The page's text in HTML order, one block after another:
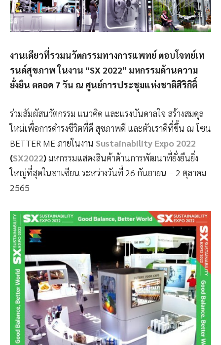
งานเดียวที่รวมนวัตกรรมทางการแพทย์ ตอบโจทย์เท
รนด์สุขภาพ ในงาน “SX 2022” มหกรรมด้านความ
ยั่งยืน ตลอด 7 วัน ณ ศูนย์การประชุมแห่งชาติสิริกิติ์
ร่วมสัมผัสนวัตกรรม แนวคิด และแรงบันดาลใจ สร้างสมดุล
ใหม่เพื่อการดำรงชีวิตที่ดี สุขภาพดี และตัวเราดีที่ขึ้น ณ โซน
BETTER ME ภายในงาน Sustainability Expo 2022
(SX2022)มหกรรมแสดงสินค้าด้านการพัฒนาที่ยั่งยืนยิ่ง
ใหญ่ที่สุดในอาเซียน ระหว่างวันที่ 26 กันยายน – 2 ตุลาคม
2565